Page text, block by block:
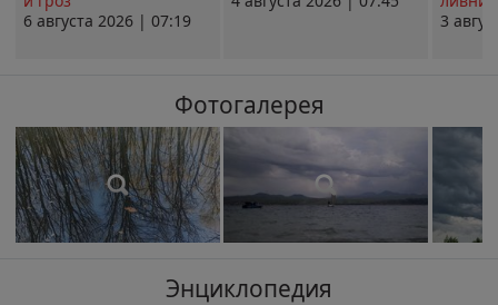
6 августа 2026 | 07:19
3
Фотогалерея
Энциклопедия